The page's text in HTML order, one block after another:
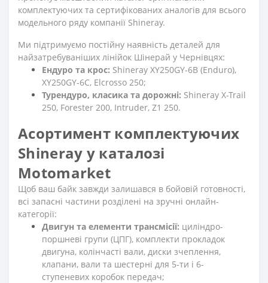
комплектуючих та сертифікованих аналогів для всього
модельного ряду компанії Shineray.
Ми підтримуємо постійну наявність деталей для
найзатребуваніших лінійок Шінерай у Чернівцях:
Ендуро та крос: Shineray XY250GY-6B (Enduro),
XY250GY-6C, Elcrosso 250;
Турендуро, класика та дорожні: Shineray X-Trail
250, Forester 200, Intruder, Z1 250.
Асортимент комплектуючих
Shineray у каталозі
Motomarket
Щоб ваш байк завжди залишався в бойовій готовності,
всі запасні частини розділені на зручні онлайн-
категорії:
Двигун та елементи трансмісії: циліндро-
поршневі групи (ЦПГ), комплекти прокладок
двигуна, колінчасті вали, диски зчеплення,
клапани, вали та шестерні для 5-ти і 6-
ступеневих коробок передач;